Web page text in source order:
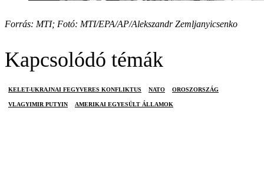
Forrás: MTI; Fotó: MTI/EPA/AP/Alekszandr Zemljanyicsenko
Kapcsolódó témák
KELET-UKRAJNAI FEGYVERES KONFLIKTUS NATO OROSZORSZÁG
VLAGYIMIR PUTYIN AMERIKAI EGYESÜLT ÁLLAMOK